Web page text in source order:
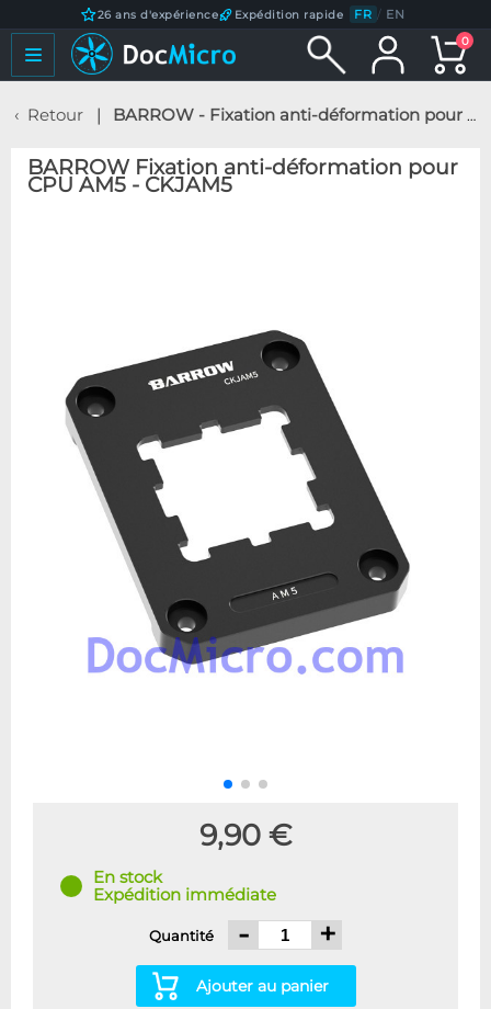
26 ans d'expérience Expédition rapide FR / EN
0
Retour BARROW - Fixation anti-déformation pour CPU AM5 - CKJAM5
BARROW Fixation anti-déformation pour
CPU AM5 - CKJAM5
9,90 €
En stock
Expédition immédiate
Quantité - +
Ajouter au panier